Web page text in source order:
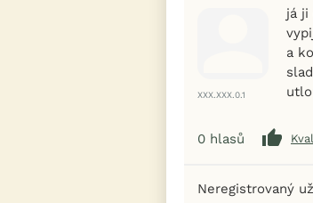
XXX.XXX.0.1
já ji
a
0 hlasů
Neregistrovaný